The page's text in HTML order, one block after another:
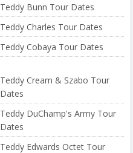
Teddy Bunn Tour Dates
Teddy Charles Tour Dates
Teddy Cobaya Tour Dates
Teddy Cream & Szabo Tour
Dates
Teddy DuChamp's Army Tour
Dates
Teddy Edwards Octet Tour